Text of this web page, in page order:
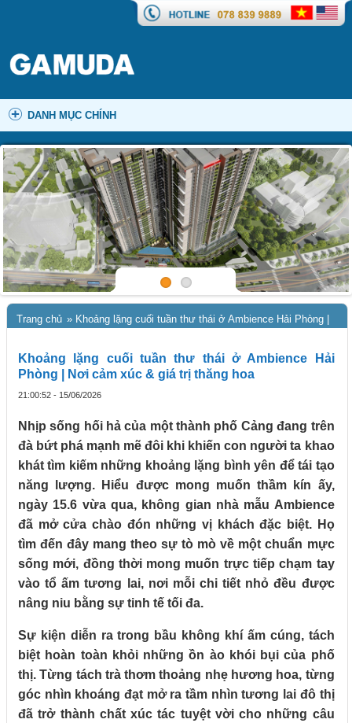
DANH MỤC CHÍNH
Trang chủ » Khoảng lặng cuối tuần thư thái ở Ambience Hải Phòng |
Khoảng lặng cuối tuần thư thái ở Ambience Hải
Phòng | Nơi cảm xúc & giá trị thăng hoa
21:00:52 - 15/06/2026
Nhịp sống hối hả của một thành phố Cảng đang trên
đà bứt phá mạnh mẽ đôi khi khiến con người ta khao
khát tìm kiếm những khoảng lặng bình yên để tái tạo
năng lượng. Hiểu được mong muốn thầm kín ấy,
ngày 15.6 vừa qua, không gian nhà mẫu Ambience
đã mở cửa chào đón những vị khách đặc biệt. Họ
tìm đến đây mang theo sự tò mò về một chuẩn mực
sống mới, đồng thời mong muốn trực tiếp chạm tay
vào tổ ấm tương lai, nơi mỗi chi tiết nhỏ đều được
nâng niu bằng sự tinh tế tối đa.
Sự kiện diễn ra trong bầu không khí ấm cúng, tách
biệt hoàn toàn khỏi những ồn ào khói bụi của phố
thị. Từng tách trà thơm thoảng nhẹ hương hoa, từng
góc nhìn khoáng đạt mở ra tầm nhìn tương lai đô thị
đã trở thành chất xúc tác tuyệt vời cho những câu